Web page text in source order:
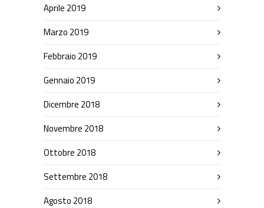
Aprile 2019
Marzo 2019
Febbraio 2019
Gennaio 2019
Dicembre 2018
Novembre 2018
Ottobre 2018
Settembre 2018
Agosto 2018